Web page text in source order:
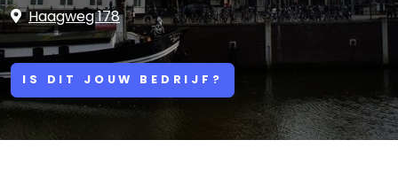
Haagweg 178
IS DIT JOUW BEDRIJF?